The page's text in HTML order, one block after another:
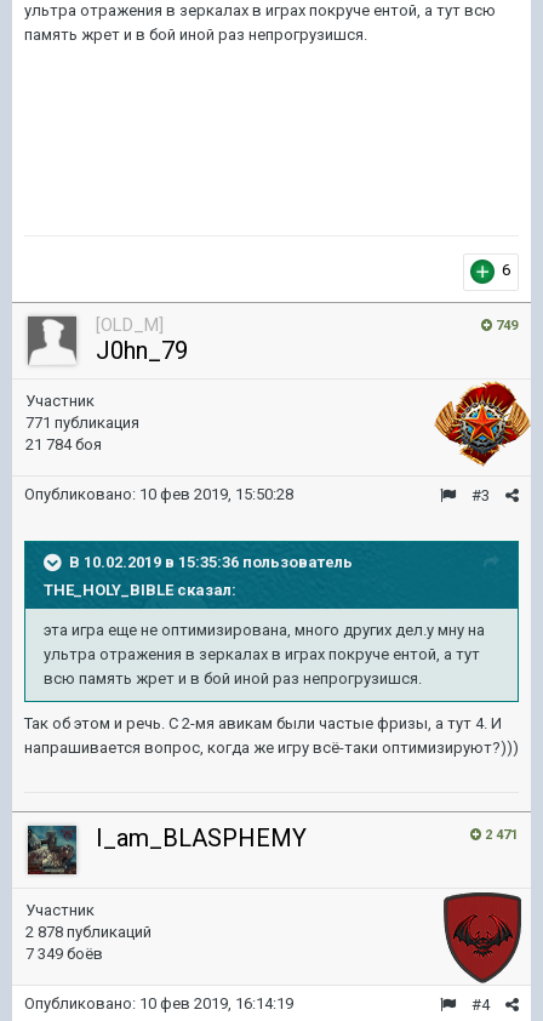
ультра отражения в зеркалах в играх покруче ентой, а тут всю
память жрет и в бой иной раз непрогрузишся.
6
749
[OLD_M]
J0hn_79
Участник
771 публикация
21 784 боя
#3
Опубликовано: 10 фев 2019, 15:50:28
В 10.02.2019 в 15:35:36 пользователь
THE_HOLY_BIBLEсказал:
эта игра еще не оптимизирована, много других дел.у мну на
ультра отражения в зеркалах в играх покруче ентой, а тут
всю память жрет и в бой иной раз непрогрузишся.
Так об этом и речь. С 2-мя авикам были частые фризы, а тут 4. И
напрашивается вопрос, когда же игру всё-таки оптимизируют?)))
2 471
I_am_BLASPHEMY
Участник
2 878 публикаций
7 349 боёв
#4
Опубликовано: 10 фев 2019, 16:14:19